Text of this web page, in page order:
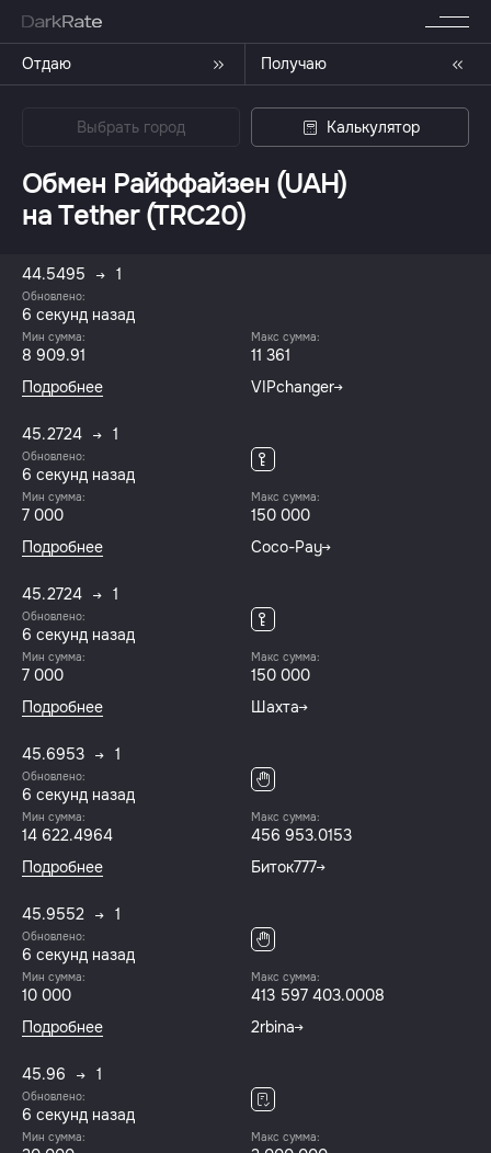
Отдаю Получаю
Выбрать город Калькулятор
Обмен Райффайзен (UAH)
на Tether (TRC20)
44.5495 1
Обновлено:
6 секунд назад
Мин сумма:
8 909.91
Макс сумма:
11 361
Подробнее
VIPchanger
45.2724 1
Обновлено:
6 секунд назад
Мин сумма:
7 000
Макс сумма:
150 000
Подробнее
Coco-Pay
45.2724 1
Обновлено:
6 секунд назад
Мин сумма:
7 000
Макс сумма:
150 000
Подробнее
Шахта
45.6953 1
Обновлено:
6 секунд назад
Мин сумма:
14 622.4964
Макс сумма:
456 953.0153
Подробнее
Биток777
45.9552 1
Обновлено:
6 секунд назад
Мин сумма:
10 000
Макс сумма:
413 597 403.0008
Подробнее
2rbina
45.96 1
Обновлено:
6 секунд назад
Мин сумма: Макс сумма: